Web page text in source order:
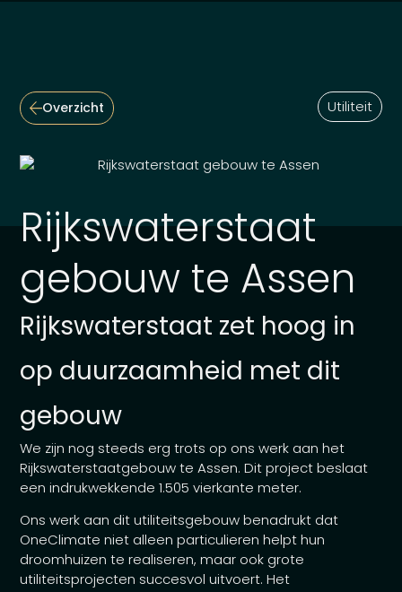
Overzicht Utiliteit
Rijkswaterstaat
gebouw te Assen
Rijkswaterstaat zet hoog in
op duurzaamheid met dit
gebouw
We zijn nog steeds erg trots op ons werk aan het
Rijkswaterstaatgebouw te Assen. Dit project beslaat
een indrukwekkende 1.505 vierkante meter.
Ons werk aan dit utiliteitsgebouw benadrukt dat
OneClimate niet alleen particulieren helpt hun
droomhuizen te realiseren, maar ook grote
utiliteitsprojecten succesvol uitvoert. Het